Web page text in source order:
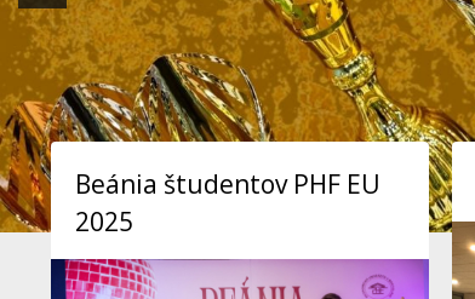
Beánia študentov PHF EU
2025